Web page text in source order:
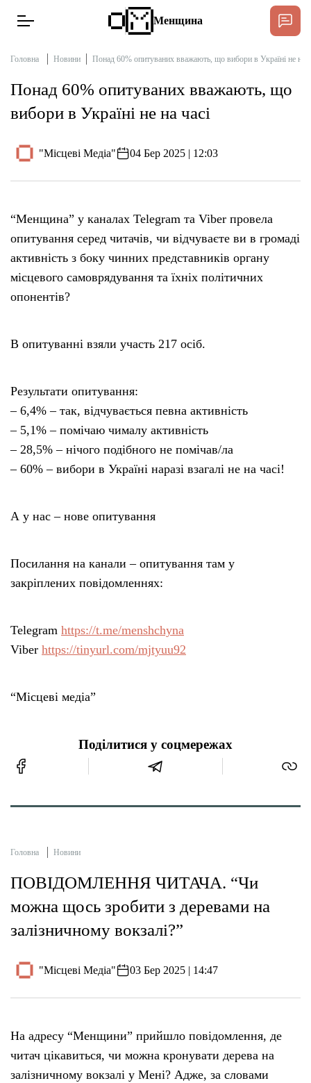
Новини
Інтерв’ю
Публікації
Про нас
Бюджет
Тендери
Контакти
Рекламні прайси
Підтримати
Менщина
Головна Новини Понад 60% опитуваних вважають, що вибори в Україні не на
Понад 60% опитуваних вважають, що
вибори в Україні не на часі
"Місцеві Медіа" 04 Бер 2025 | 12:03
“Менщина” у каналах Telegram та Viber провела
опитування серед читачів, чи відчуваєте ви в громаді
активність з боку чинних представників органу
місцевого самоврядування та їхніх політичних
опонентів?
В опитуванні взяли участь 217 осіб.
Результати опитування:
– 6,4% – так, відчувається певна активність
– 5,1% – помічаю чималу активність
– 28,5% – нічого подібного не помічав/ла
– 60% – вибори в Україні наразі взагалі не на часі!
А у нас – нове опитування
Посилання на канали – опитування там у
закріплених повідомленнях:
Telegram https://t.me/menshchyna
Viber https://tinyurl.com/mjtyuu92
“Місцеві медіа”
Поділитися у соцмережах
Головна Новини
ПОВІДОМЛЕННЯ ЧИТАЧА. “Чи
можна щось зробити з деревами на
залізничному вокзалі?”
"Місцеві Медіа" 03 Бер 2025 | 14:47
На адресу “Менщини” прийшло повідомлення, де
читач цікавиться, чи можна кронувати дерева на
залізничному вокзалі у Мені? Адже, за словами